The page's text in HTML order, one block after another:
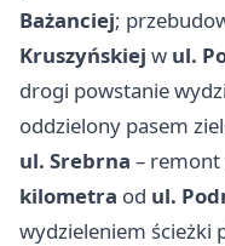
Bażanciej;
Kruszyńskiej w ul.
drogi powstanie
oddzielony pasem
ul. Srebrna – remont
kilometra od ul.
wydzieleniem ścieżki